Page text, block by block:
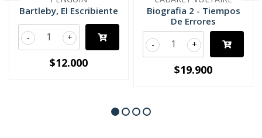
Bartleby, El Escribiente
+
-
$12.000
Biografia 2 - Tiempos
De Errores
+
-
$19.900